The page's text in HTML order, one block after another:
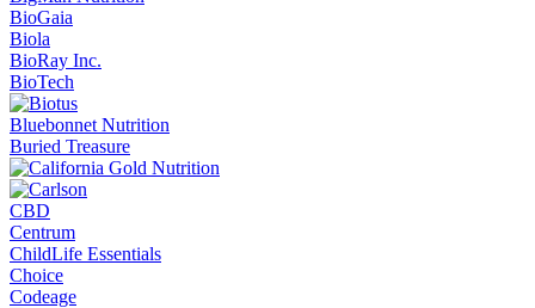
BioGaia
Biola
BioRay Inc.
BioTech
Bluebonnet Nutrition
Buried Treasure
CBD
Centrum
ChildLife Essentials
Choice
Codeage